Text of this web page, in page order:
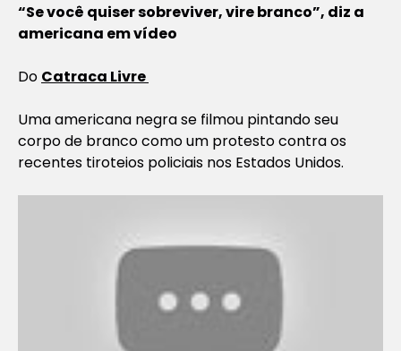
“Se você quiser sobreviver, vire branco”, diz a
americana em vídeo
Do Catraca Livre
Uma americana negra se filmou pintando seu
corpo de branco como um protesto contra os
recentes tiroteios policiais nos Estados Unidos.